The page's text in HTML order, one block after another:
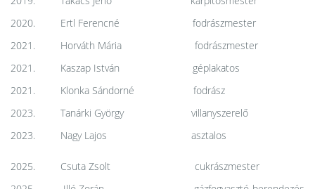
2020. Ertl Ferencné fodrászmester
2021. Horváth Mária fodrászmester
2021. Kaszap István géplakatos
2021. Klonka Sándorné fodrász
2023. Tanárki György villanyszerelő
2023. Nagy Lajos asztalos
2025. Csuta Zsolt cukrászmester